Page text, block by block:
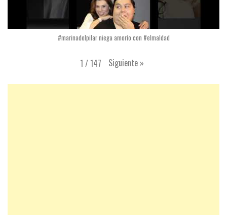
#marinadelpilar niega amorío con #elmaldad
1 /147 Siguiente »